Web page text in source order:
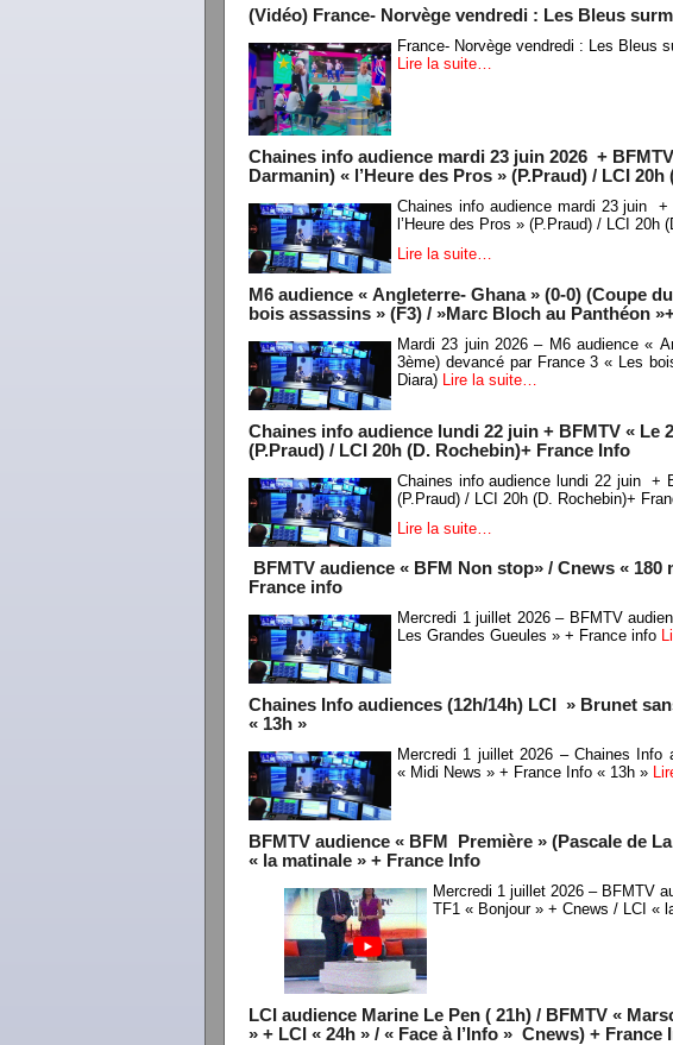
(Vidéo) France- Norvège vendredi : Les Bleus
France- Norvège vendredi : Les Bleus
Lire la suite…
Chaines info audience mardi 23 juin 2026 +
Darmanin) « l’Heure des Pros » (P.Praud) / LCI
Chaines info audience mardi 23 juin
l’Heure des Pros » (P.Praud) / LCI 20h
Lire la suite…
M6 audience « Angleterre- Ghana » (0-0) (Coupe
bois assassins » (F3) / »Marc Bloch au Panthéon
Mardi 23 juin 2026 – M6 audience «
3ème) devancé par France 3 « Les
Diara) Lire la suite…
Chaines info audience lundi 22 juin + BFMTV « Le
(P.Praud) / LCI 20h (D. Rochebin)+ France Info
Chaines info audience lundi 22 juin +
(P.Praud) / LCI 20h (D. Rochebin)+
Lire la suite…
BFMTV audience « BFM Non stop» / Cnews «
France info
Mercredi 1 juillet 2026 – BFMTV
Les Grandes Gueules » + France info
Chaines Info audiences (12h/14h) LCI » Brunet
« 13h »
Mercredi 1 juillet 2026 – Chaines
« Midi News » + France Info « 13h »
BFMTV audience « BFM Première » (Pascale de
« la matinale » + France Info
Mercredi 1 juillet 2026 – BFMTV
TF1 « Bonjour » + Cnews / LCI «
LCI audience Marine Le Pen ( 21h) / BFMTV «
» + LCI « 24h » / « Face à l’Info » Cnews) + France